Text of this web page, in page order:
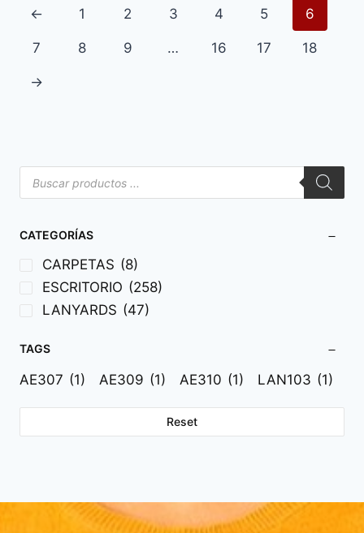
← 1 2 3 4 5 6
7 8 9 … 16 17 18
→
CATEGORÍAS
CARPETAS (8)
ESCRITORIO (258)
LANYARDS (47)
TAGS
AE307 (1) AE309 (1) AE310 (1) LAN103 (1)
Reset